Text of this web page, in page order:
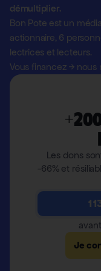
démultiplier.
Bon Pote est un
actionnaire, 6
lectrices et lecteurs.
Vous financez→ nous
Les dons
-66% et
1
Je